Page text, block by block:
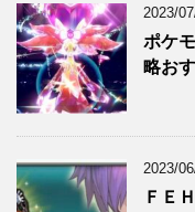
2023/
ポケ
略お
2023/
ＦＥ